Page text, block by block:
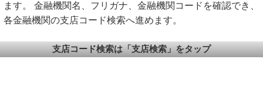
ます。 金融機関名、フリガナ、金融機関コードを確認でき、
各金融機関の支店コード検索へ進めます。
支店コード検索は「支店検索」をタップ